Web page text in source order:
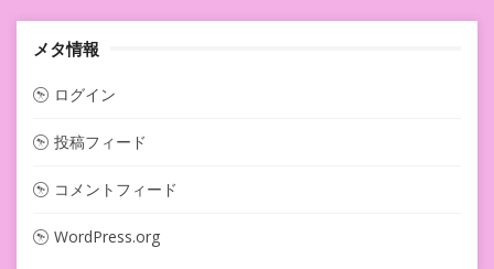
メタ情報
ログイン
投稿フィード
コメントフィード
WordPress.org